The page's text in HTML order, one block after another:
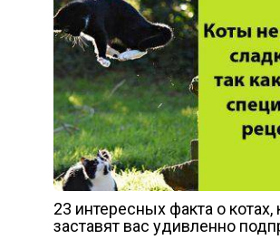
23 интересных факта о котах,
заставят вас удивленно